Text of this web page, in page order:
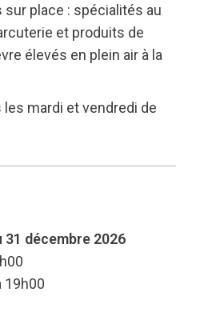
place : spécialités au
et produits de
élevés en plein air à la
mardi et vendredi de
31 décembre 2026
19h00